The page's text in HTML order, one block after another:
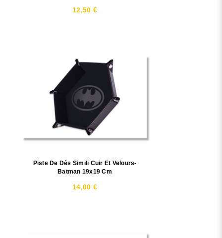
12,50 €
Piste De Dés Simili Cuir Et Velours-
Batman 19x19 Cm
14,00 €